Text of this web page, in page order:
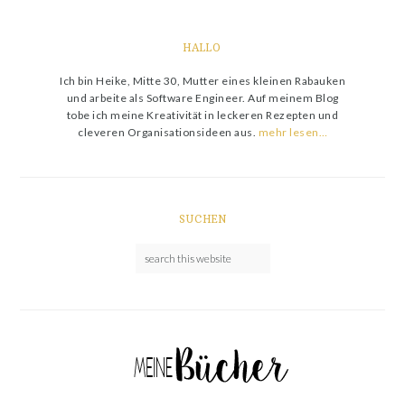
HALLO
Ich bin Heike, Mitte 30, Mutter eines kleinen Rabauken
und arbeite als Software Engineer. Auf meinem Blog
tobe ich meine Kreativität in leckeren Rezepten und
cleveren Organisationsideen aus. mehr lesen…
SUCHEN